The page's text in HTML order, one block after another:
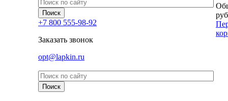
+7 800 555-98-92
Заказать звонок
opt@lapkin.ru